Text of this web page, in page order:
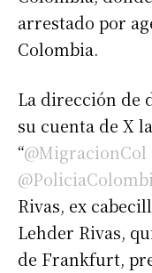
arrestado por
Colombia.
La dirección de
su cuenta de X
“@MigracionCol
Rivas, ex
Lehder Rivas,
de Frankfurt,